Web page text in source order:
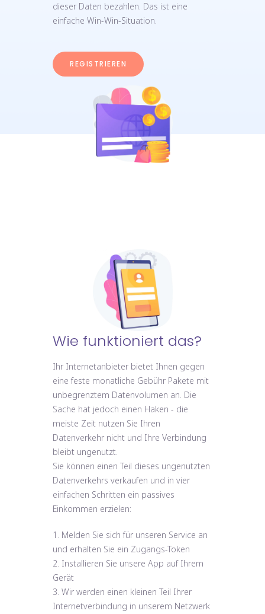
dieser Daten bezahlen. Das ist eine
einfache Win-Win-Situation.
REGISTRIEREN
Wie funktioniert das?
Ihr Internetanbieter bietet Ihnen gegen
eine feste monatliche Gebühr Pakete mit
unbegrenztem Datenvolumen an. Die
Sache hat jedoch einen Haken - die
meiste Zeit nutzen Sie Ihren
Datenverkehr nicht und Ihre Verbindung
bleibt ungenutzt.
Sie können einen Teil dieses ungenutzten
Datenverkehrs verkaufen und in vier
einfachen Schritten ein passives
Einkommen erzielen:
1. Melden Sie sich für unseren Service an
und erhalten Sie ein Zugangs-Token
2. Installieren Sie unsere App auf Ihrem
Gerät
3. Wir werden einen kleinen Teil Ihrer
Internetverbindung in unserem Netzwerk